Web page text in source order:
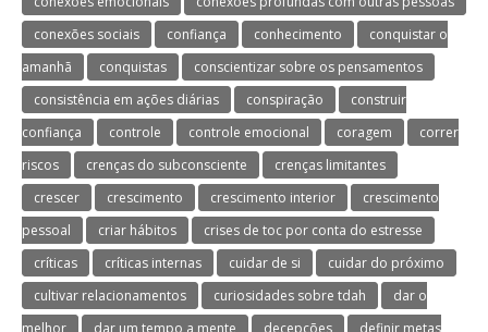
conexões sociais
confiança conhecimento
conquistar o
amanhã
conquistas
conscientizar sobre os pensamentos
consistência em ações diárias
conspiração
construir
confiança
controle controle emocional coragem
correr
riscos
crenças do subconsciente
crenças limitantes
crescer
crescimento crescimento interior
crescimento
pessoal
criar hábitos
crises de toc por conta do estresse
críticas
críticas internas cuidar de si
cuidar do próximo
cultivar relacionamentos
curiosidades sobre tdah
dar o
melhor
dar um tempo a mente decepções
definir metas